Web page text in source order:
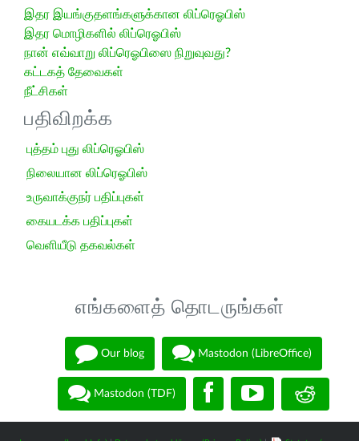
இதர இயங்குதளங்களுக்கான லிப்ரெஓபிஸ்
இதர மொழிகளில் லிப்ரெஓபிஸ்
நான் எவ்வாறு லிப்ரெஓபிஸை நிறுவுவது?
கட்டகத் தேவைகள்
நீட்சிகள்
பதிவிறக்க
புத்தம் புது லிப்ரெஓபிஸ்
நிலையான லிப்ரெஓபிஸ்
உருவாக்குநர் பதிப்புகள்
கையடக்க பதிப்புகள்
வெளியீடு தகவல்கள்
எங்களைத் தொடருங்கள்
Our blog Mastodon (LibreOffice)
Mastodon (TDF)